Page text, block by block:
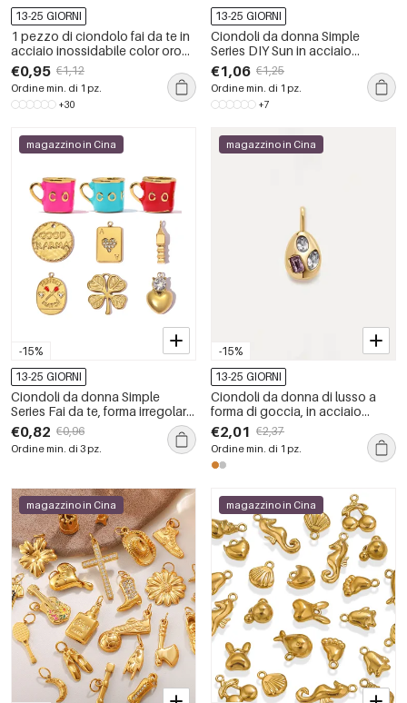
13-25 GIORNI
1 pezzo di ciondolo fai da te in
acciaio inossidabile color oro
impermeabile
€0,95 €1,12
Ordine min. di 1 pz.
+30
13-25 GIORNI
Ciondoli da donna Simple
Series DIY Sun in acciaio
inossidabile impermeabile color
oro
€1,06 €1,25
Ordine min. di 1 pz.
+7
-15%
magazzino in Cina
13-25 GIORNI
Ciondoli da donna Simple
Series Fai da te, forma irregolare,
in acciaio inossidabile,
impermeabili, colore oro.
€0,82 €0,96
Ordine min. di 3 pz.
-15%
magazzino in Cina
13-25 GIORNI
Ciondoli da donna di lusso a
forma di goccia, in acciaio
inossidabile impermeabile color
oro, della serie fai-da-te.
€2,01 €2,37
Ordine min. di 1 pz.
magazzino in Cina magazzino in Cina